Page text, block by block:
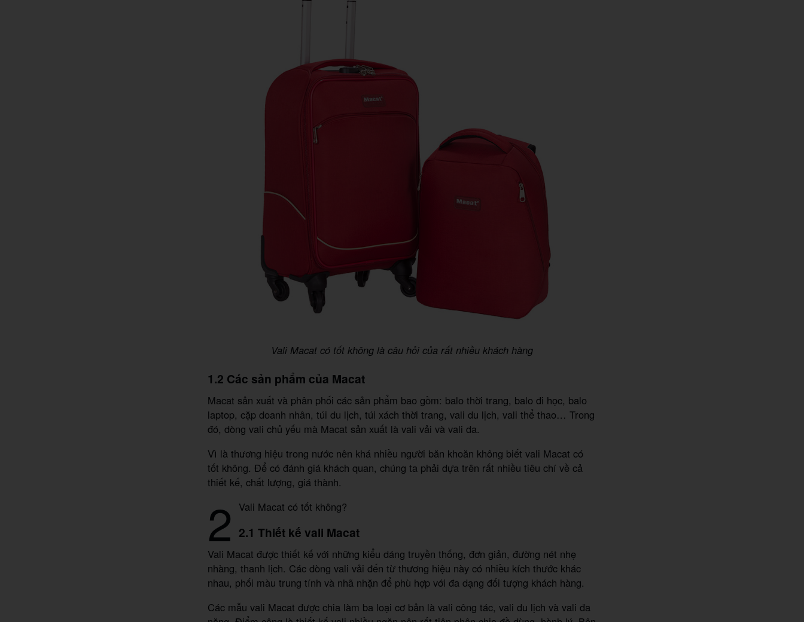
Vali Macat có tốt không là câu hỏi của rất nhiều khách hàng
1.2 Các sản phẩm của Macat
Macat sản xuất và phân phối các sản phẩm bao gồm: balo thời trang, balo đi học, balo
laptop, cặp doanh nhân, túi du lịch, túi xách thời trang, vali du lịch, vali thể thao… Trong
đó, dòng vali chủ yếu mà Macat sản xuất là vali vải và vali da.
Vì là thương hiệu trong nước nên khá nhiều người băn khoăn không biết vali Macat có
tốt không. Để có đánh giá khách quan, chúng ta phải dựa trên rất nhiều tiêu chí về cả
thiết kế, chất lượng, giá thành.
2 Vali Macat có tốt không?
2.1 Thiết kế vali Macat
Vali Macat được thiết kế với những kiểu dáng truyền thống, đơn giản, đường nét nhẹ
nhàng, thanh lịch. Các dòng vali vải đến từ thương hiệu này có nhiều kích thước khác
nhau, phối màu trung tính và nhã nhặn để phù hợp với đa dạng đối tượng khách hàng.
Các mẫu vali Macat được chia làm ba loại cơ bản là vali công tác, vali du lịch và vali đa